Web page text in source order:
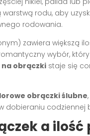
rodu, aby
rodowania.
zawiera większą
wybór,
na obrączki staje się
obrączki ślubne
dobieraniu codziennej
a ilość